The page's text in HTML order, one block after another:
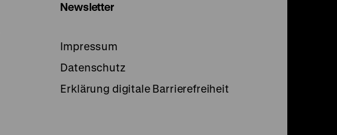
Newsletter
Impressum
Datenschutz
Erklärung digitale Barrierefreiheit